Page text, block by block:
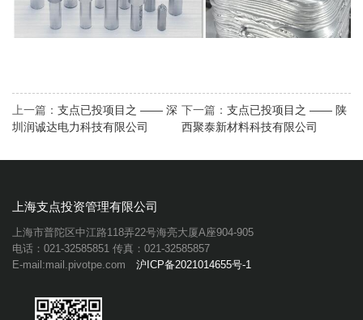
上一篇： 支点已投项目之 —— 深
圳润诚达电力科技有限公司
下一篇： 支点已投项目之 —— 陕
西聚泰新材料科技有限公司
上海支点投资管理有限公司
上海市普陀区中江路118弄22号海亮大厦A座904-905
电话：021-32585851 传真：021-32585857
E-mail:mail.pivotpe.com 沪ICP备2021014655号-1